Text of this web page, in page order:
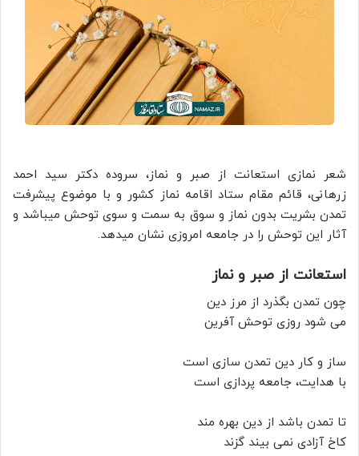
شعر نمازی استعانت از صبر و نماز، سروده دکتر سید احمد
زرهانی، قائم مقام ستاد اقامه نماز کشور و با موضوع پیشرفت
تمدن بشریت بدون نماز و سوق به سمت و سوی توحش میباشد و
آثار این توحش را در جامعه امروزی نشان میدهد.
استعانت از صبر و نماز
چون تمدن بگذرد از مرز دین
می شود روزی توحش آفرین
ساز و کار دین تمدن سازی است
با هدایت، جامعه پردازی است
تا تمدن باشد از دین بهره مند
کاخ آزادی نمی بیند گزند